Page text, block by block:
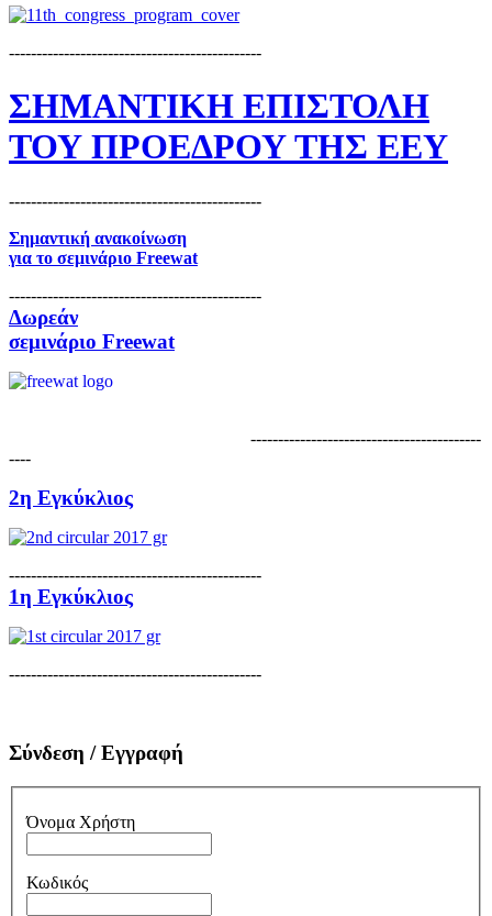
----------------------------------------------
ΣΗΜΑΝΤΙΚΗ ΕΠΙΣΤΟΛΗ
ΤΟΥ ΠΡΟΕΔΡΟΥ ΤΗΣ ΕΕΥ
----------------------------------------------
Σημαντική ανακοίνωση
για το σεμινάριο Freewat
----------------------------------------------
Δωρεάν
σεμινάριο Freewat
------------------------------------------
----
2η Εγκύκλιος
----------------------------------------------
1η Εγκύκλιος
----------------------------------------------
Σύνδεση / Εγγραφή
Όνομα Χρήστη
Κωδικός